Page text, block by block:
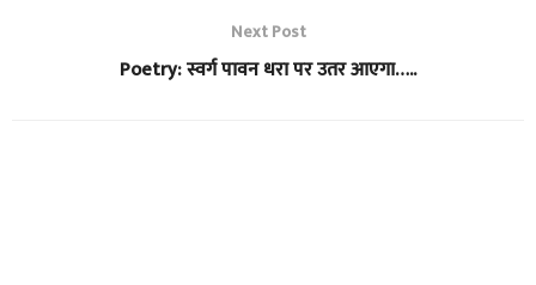
Next Post
Poetry: स्वर्ग पावन धरा पर उतर आएगा…..